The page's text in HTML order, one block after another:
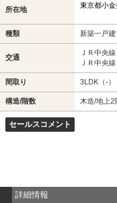
所在地 東京都小
種類 新築一戸建
交通
ＪＲ中央
ＪＲ中央
間取り 3LDK（-）
構造/階数 木造/地上2
セールスコメント
詳細情報